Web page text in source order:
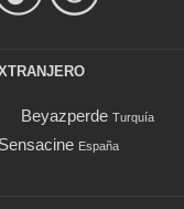
Beyazperde Turquía
Sensacine España